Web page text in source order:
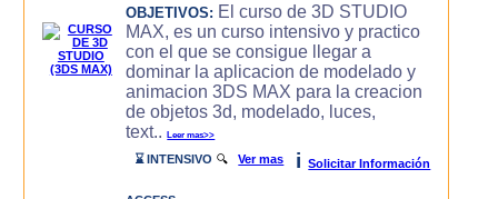
OBJETIVOS: El curso de 3D STUDIO
MAX, es un curso intensivo y practico
con el que se consigue llegar a
dominar la aplicacion de modelado y
animacion 3DS MAX para la creacion
de objetos 3d, modelado, luces,
text..Leer mas>>
⌛ INTENSIVO 🔍Ver mas i Solicitar Información